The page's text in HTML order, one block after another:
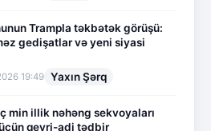
Trampla təkbətək görüşü:
gedişatlar və yeni siyasi
19:49 Yaxın Şərq
min illik nəhəng sekvoyaları
qeyri-adi tədbir